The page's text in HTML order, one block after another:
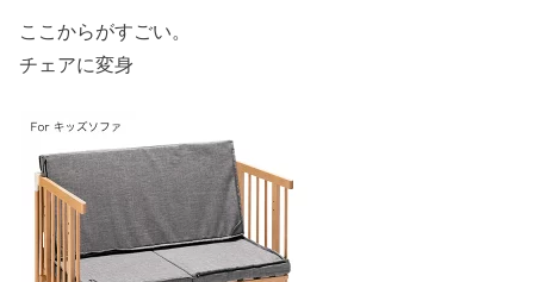
ここからがすごい。
チェアに変身